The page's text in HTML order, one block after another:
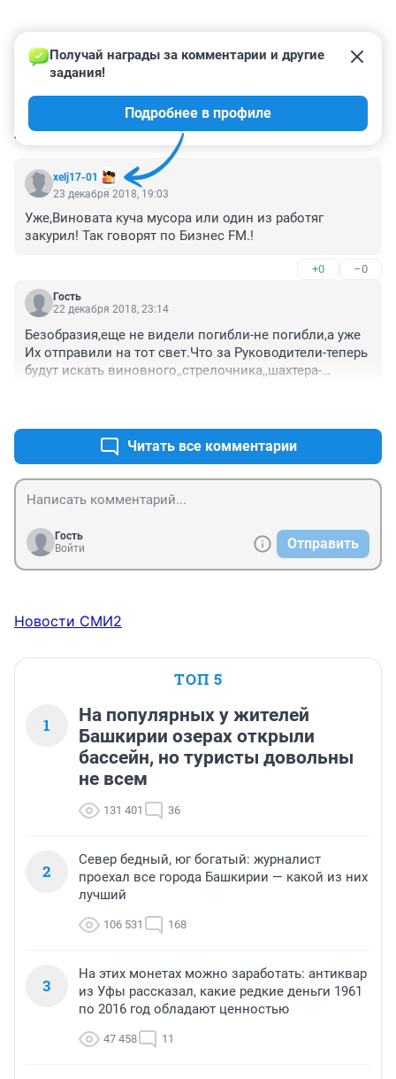
КОММЕНТАРИИ 2
xelj17-01
Получай награды за комментарии и другие
задания!
Подробнее в профиле
23 декабря 2018, 19:03
Уже,Виновата куча мусора или один из работяг
закурил! Так говорят по Бизнес FM.!
+0 –0
Гость
22 декабря 2018, 23:14
Безобразия,еще не видели погибли-не погибли,а уже
Их отправили на тот свет.Что за Руководители-теперь
будут искать виновного,,стрелочника,,шахтера-
Читать все комментарии
Гость
Войти
Отправить
Новости СМИ2
ТОП 5
1
На популярных у жителей
Башкирии озерах открыли
бассейн, но туристы довольны
не всем
131 401 36
2
Север бедный, юг богатый: журналист
проехал все города Башкирии — какой из них
лучший
106 531 168
3
На этих монетах можно заработать: антиквар
из Уфы рассказал, какие редкие деньги 1961
по 2016 год обладают ценностью
47 458 11